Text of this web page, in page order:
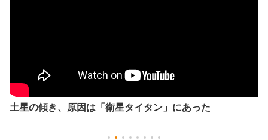
土星の傾き、原因は「衛星タイタン」にあった